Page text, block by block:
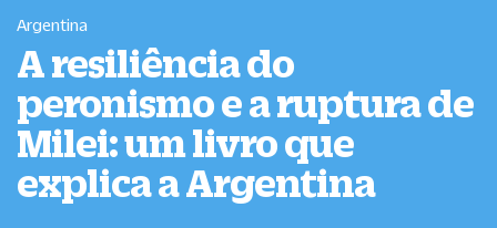
Argentina
A resiliência do
peronismo e a ruptura de
Milei: um livro que
explica a Argentina